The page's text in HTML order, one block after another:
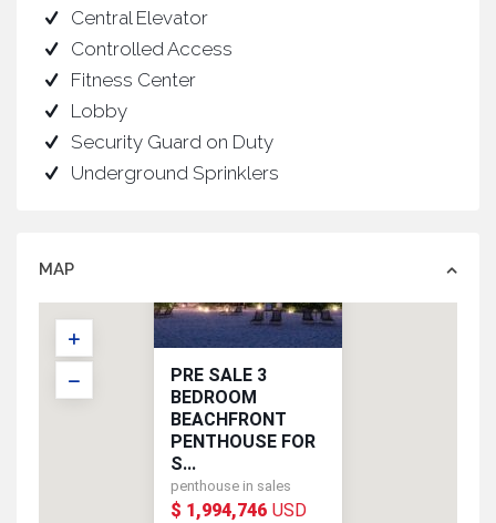
Central Elevator
Controlled Access
Fitness Center
Lobby
Security Guard on Duty
Underground Sprinklers
MAP
$ 1,994,746 USD
PRE SALE 3
BEDROOM
BEACHFRONT
PENTHOUSE FOR
S...
penthouse in sales
$ 1,994,746 USD